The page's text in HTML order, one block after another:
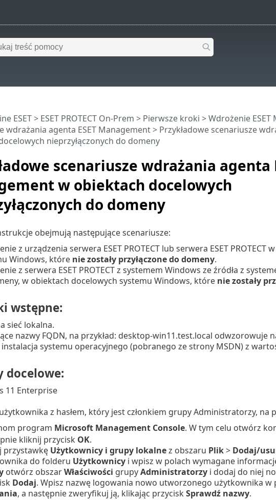
scenariusze wdrażania agenta
w obiektach docelowych
do domeny
ESET> ESET PROTECT On-Prem > Pierwsze kroki >Wdrożenie
wdrażania agenta ESET Management> Przykładowe scenariusze
nieprzyłączonych do domeny
obejmują następujące scenariusze:
z urządzenia serwera ESET PROTECT lub serwera ESET
Windows, które nie zostały przyłączone do domeny.
z serwera ESET PROTECT z systemem Windows ze źródła z
w obiektach docelowych systemu Windows, które nie zostały
wstępne:
sieć lokalna.
nazwy FQDN, na przykład: desktop-win11.test.local odwzorowuje
instalacja systemu operacyjnego (pobranego ze strony MSDN) z
docelowe:
11 Enterprise
z hasłem, który jest członkiem grupy Administratorzy, na
program Microsoft Management Console. W tym celu otwórz
kliknij przycisk OK.
przystawkę Użytkownicy i grupy lokalnez obszaru Plik> Dodaj/
do folderu Użytkownicyi wpisz w polach wymagane
otwórz obszarWłaściwości grupyAdministratorzyi dodaj do niej
Dodaj. Wpisz nazwę logowania nowo utworzonego użytkownika w
, a następnie zweryfikuj ją, klikając przycisk Sprawdź nazwy.